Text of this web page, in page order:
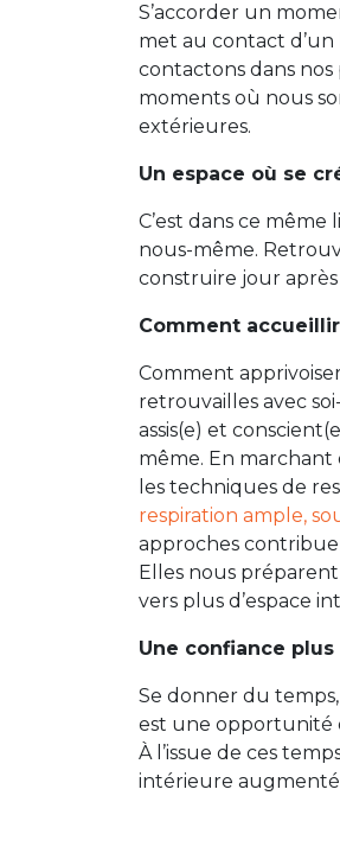
S’accorder un
met au contact d’un
contactons dans nos
moments où nous
extérieures.
Un espace où se
C’est dans ce
nous-même.
construire jour
Comment
Comment
retrouvailles avec
assis(e) et
même. En marchant
les techniques de
respiration ample,
approches
Elles nous
vers plus d’espace
Une confiance plus
Se donner du
est une opportunité
À l’issue de ces
intérieure